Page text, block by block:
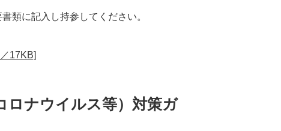
類に記入し持参してください。
17KB]
ロナウイルス等）対策ガ